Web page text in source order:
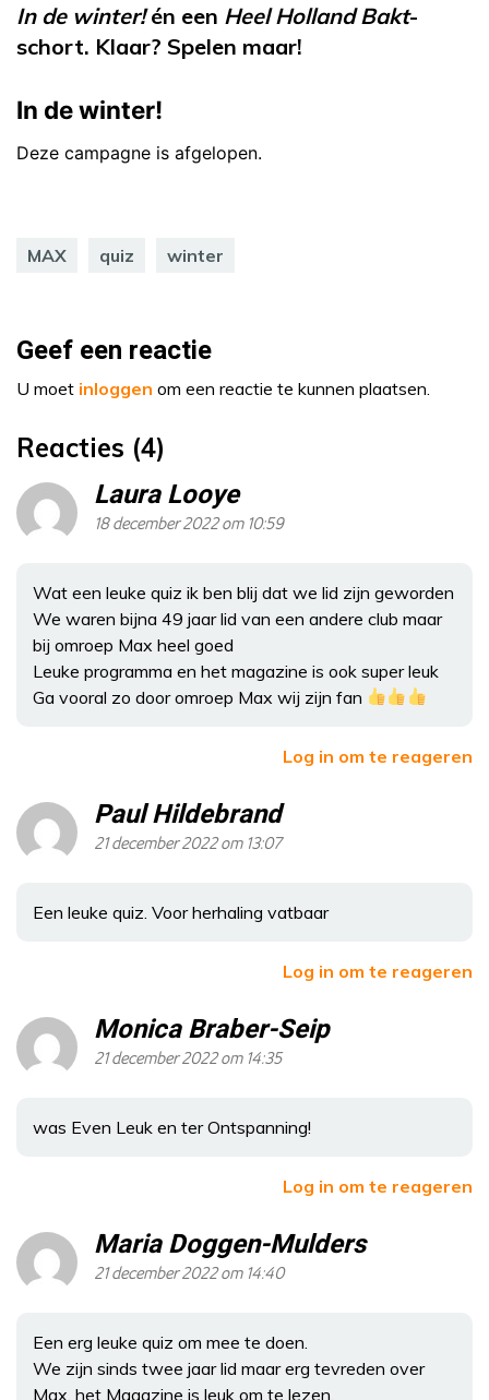
In de winter!én een Heel Holland Bakt-
schort. Klaar? Spelen maar!
MAX quiz winter
Geef een reactie
U moet inloggen om een reactie te kunnen plaatsen.
Reacties (4)
Laura Looye
18 december 2022 om 10:59
Wat een leuke quiz ik ben blij dat we lid zijn geworden
We waren bijna 49 jaar lid van een andere club maar
bij omroep Max heel goed
Leuke programma en het magazine is ook super leuk
Ga vooral zo door omroep Max wij zijn fan
Log in om te reageren
Paul Hildebrand
21 december 2022 om 13:07
Een leuke quiz. Voor herhaling vatbaar
Log in om te reageren
Monica Braber-Seip
21 december 2022 om 14:35
was Even Leuk en ter Ontspanning!
Log in om te reageren
Maria Doggen-Mulders
21 december 2022 om 14:40
Een erg leuke quiz om mee te doen.
We zijn sinds twee jaar lid maar erg tevreden over
Max, het Magazine is leuk om te lezen.